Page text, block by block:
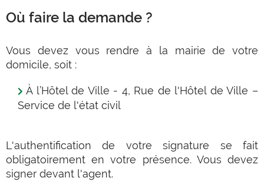
Où faire la demande ?
Vous devez vous rendre à la mairie de votre
domicile, soit :
À l’Hôtel de Ville - 4, Rue de l'Hôtel de Ville –
Service de l'état civil
L'authentification de votre signature se fait
obligatoirement en votre présence. Vous devez
signer devant l'agent.